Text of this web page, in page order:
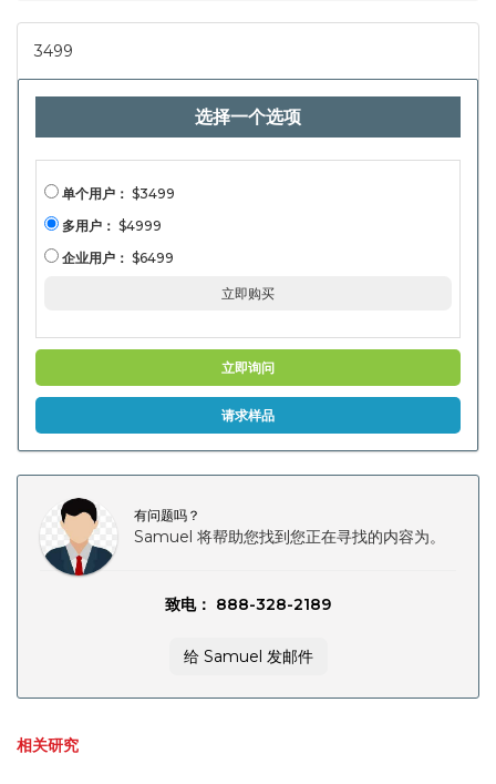
胡椒，
椒，肉
椒，其
他）按
状，混
（超
型商
色店，
便会商
（家
庭，食
品，食
料）分
析，食
品，食
品，食
品，食
品，食
品，食
品，食
品，食
品，食
3499
选择一个选项
单个用户： $3499
多用户： $4999
企业用户： $6499
立即购买
立即询问
请求样品
有问题吗？
Samuel 将帮助您找到您正在寻找的内容为。
致电： 888-328-2189
给 Samuel 发邮件
相关研究